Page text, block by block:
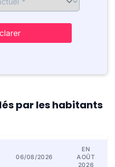
par les habitants
06/08/2026
EN
AOÛT
2026